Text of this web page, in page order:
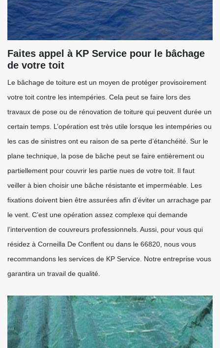
Faites appel à KP Service pour le bâchage
de votre toit
Le bâchage de toiture est un moyen de protéger provisoirement
votre toit contre les intempéries. Cela peut se faire lors des
travaux de pose ou de rénovation de toiture qui peuvent durée un
certain temps. L’opération est très utile lorsque les intempéries ou
les cas de sinistres ont eu raison de sa perte d’étanchéité. Sur le
plane technique, la pose de bâche peut se faire entièrement ou
partiellement pour couvrir les partie nues de votre toit. Il faut
veiller à bien choisir une bâche résistante et imperméable. Les
fixations doivent bien être assurées afin d’éviter un arrachage par
le vent. C’est une opération assez complexe qui demande
l’intervention de couvreurs professionnels. Aussi, pour vous qui
résidez à Corneilla De Conflent ou dans le 66820, nous vous
recommandons les services de KP Service. Notre entreprise vous
garantira un travail de qualité.